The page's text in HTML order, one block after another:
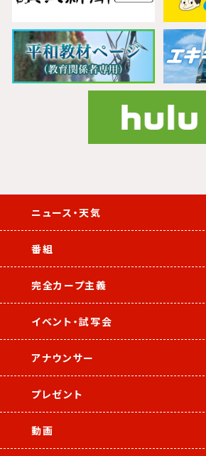
ニュース・天気
番組
完全カープ主義
イベント・試写会
アナウンサー
プレゼント
動画